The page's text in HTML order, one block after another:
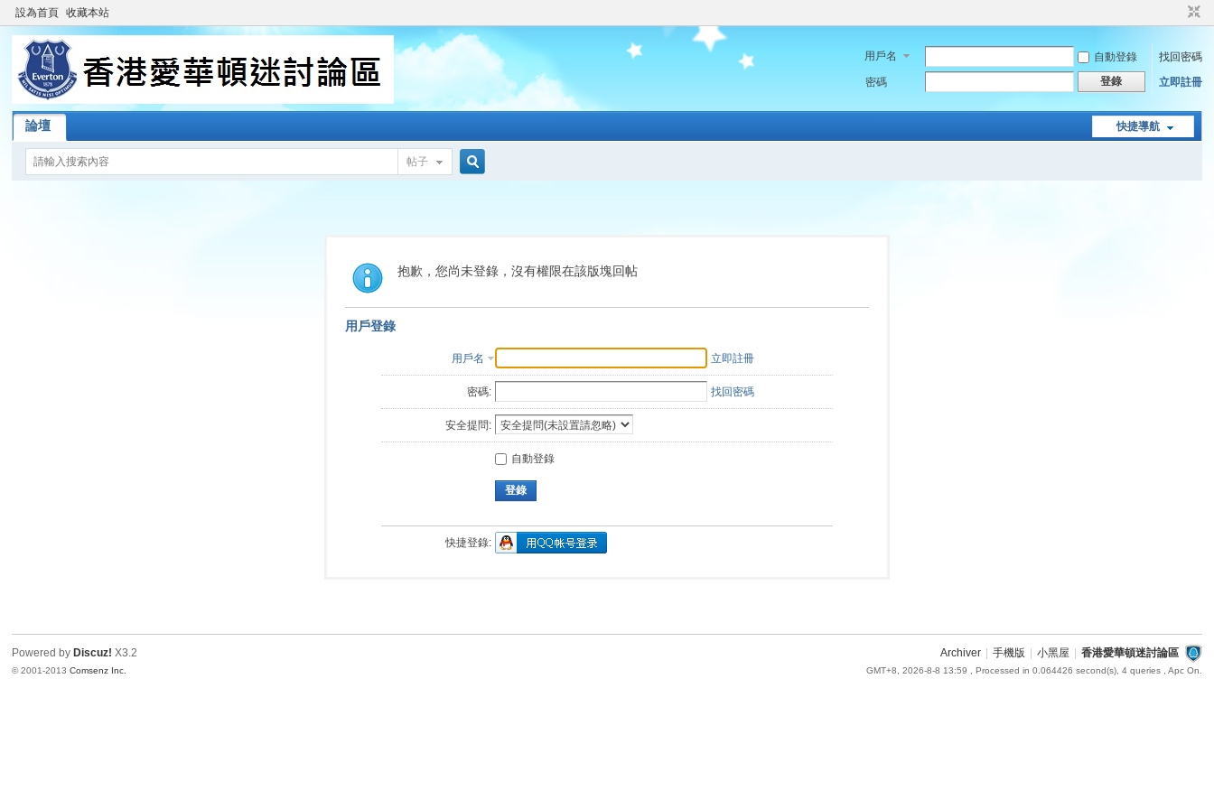
設為首頁 收藏本站
用戶名 自動登錄
找回密碼
密碼
登錄 立即註冊
快捷導航
論壇
帖子
索
抱歉，您尚未登錄，沒有權限在該版塊回帖
用戶登錄
用戶名 立即註冊
密碼: 找回密碼
安全提問:
自動登錄
登錄
快捷登錄:
Archiver 手機版 小黑屋 香港愛華頓迷討論區
GMT+8, 2026-8-8 13:59 , Processed in 0.064426 second(s), 4 queries , Apc On.
Powered by Discuz! X3.2
© 2001-2013Comsenz Inc.